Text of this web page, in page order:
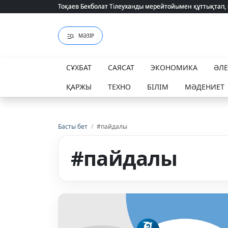
Тоқаев Бекболат Тілеуханды мерейтойымен
Тоқаев Бекболат Тілеуханды мерейтойымен
МӘЗІР
СҰХБАТ САЯСАТ ЭКОНОМИКА
ҚАРЖЫ
ТЕХНО БІЛІМ МӘДЕНИЕТ
Басты бет / #пайдалы
#пайдалы